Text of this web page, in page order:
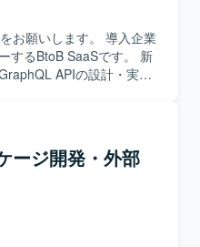
お願いします。 導入企業
するBtoB SaaSです。 新
APIの設計・実装
Client (GraphQL) デ
(ECS) バージョン管
Notion を利用していま
ージ開発・外部